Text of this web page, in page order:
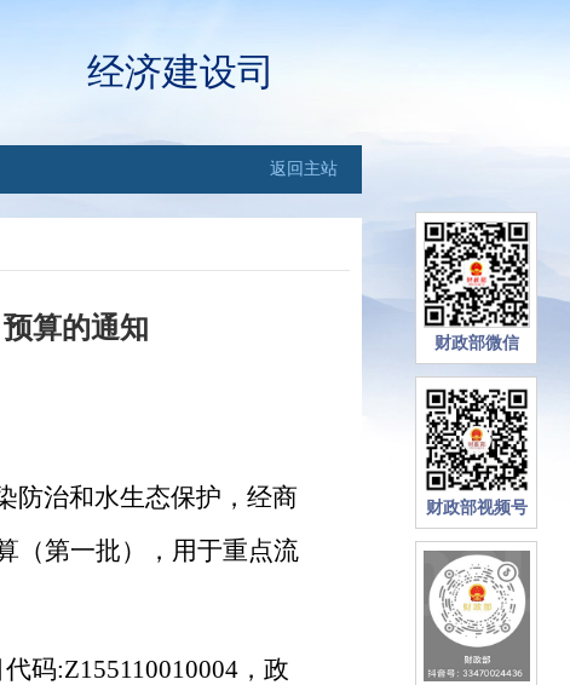
财政部微信
财政部视频号
经济建设司
返回主站
算的通知
防治和水生态保护，经商
（第一批），用于重点流
代码:Z155110010004，政